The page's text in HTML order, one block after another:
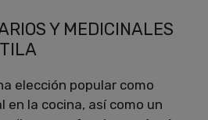
Y MEDICINALES
elección popular como
la cocina, así como un